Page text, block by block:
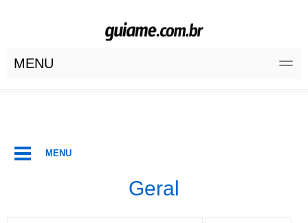
MENU
MENU
Geral